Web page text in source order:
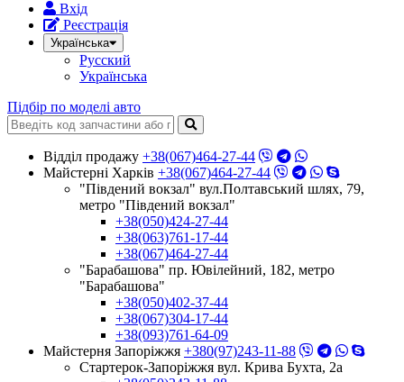
Вхід
Реєстрація
Українська
Русский
Українська
Підбір по моделі авто
Відділ продажу +38(067)464-27-44
Майстерні Харків +38(067)464-27-44
"Південий вокзал" вул.Полтавський шлях, 79,
метро "Південий вокзал"
+38(050)424-27-44
+38(063)761-17-44
+38(067)464-27-44
"Барабашова" пр. Ювілейний, 182, метро
"Барабашова"
+38(050)402-37-44
+38(067)304-17-44
+38(093)761-64-09
Майстерня Запоріжжя +380(97)243-11-88
Стартерок-Запоріжжя вул. Крива Бухта, 2а